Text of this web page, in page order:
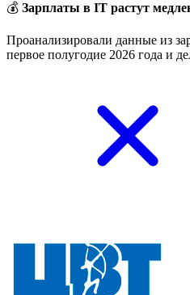
💰 Зарплаты в IT растут
Проанализировали данные из
первое полугодие 2026 года и